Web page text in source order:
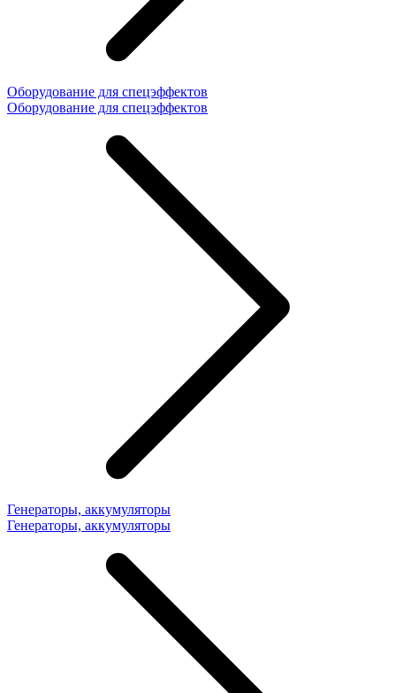
Оборудование для спецэффектов
Оборудование для спецэффектов
Генераторы, аккумуляторы
Генераторы, аккумуляторы